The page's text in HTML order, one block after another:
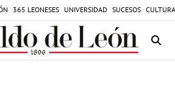
365 LEONESES UNIVERSIDAD SUCESOS